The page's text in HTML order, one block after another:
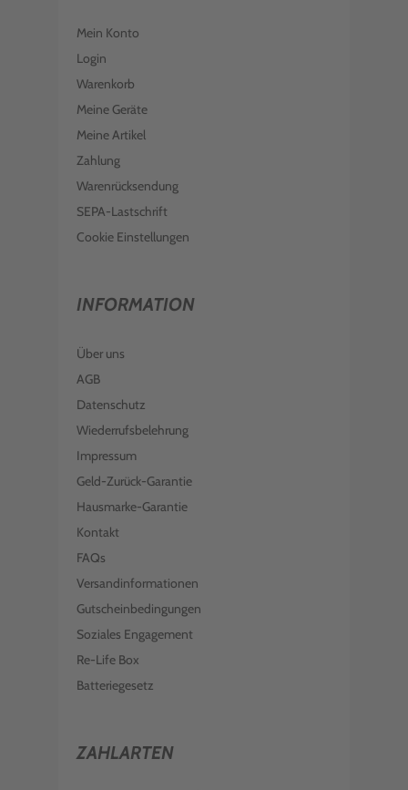
EPSON TINTE C13T03A240 CYAN
€ 18,99
€ 8,98 inkl. MwSt. zzgl. Versand
603
Mein Konto
Login
Warenkorb
Meine Geräte
Meine Artikel
Zahlung
Warenrücksendung
SEPA-Lastschrift
Cookie Einstellungen
INFORMATION
Über uns
AGB
Datenschutz
Wiederrufsbelehrung
Impressum
Geld-Zurück-Garantie
Hausmarke-Garantie
Kontakt
FAQs
Versandinformationen
Gutscheinbedingungen
Soziales Engagement
Re-Life Box
Batteriegesetz
ZAHLARTEN